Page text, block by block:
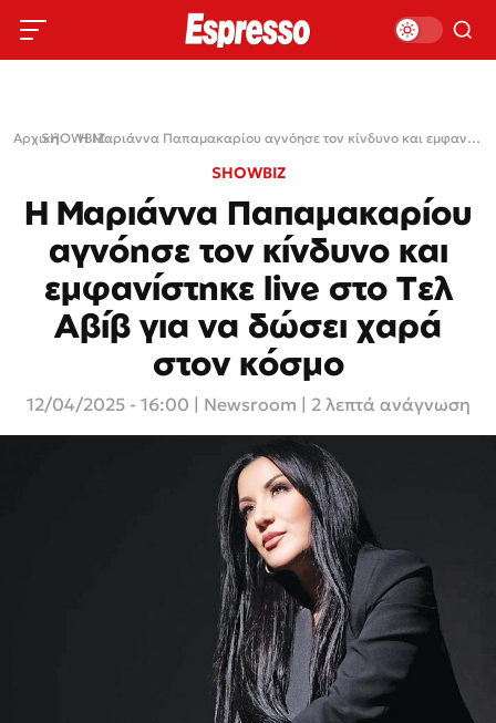
Αρχική›
SHOWBIZ› Η Μαριάννα Παπαμακαρίου αγνόησε τον κίνδυνο και εμφανίστηκε live στο Τελ Αβίβ για να δώσει χαρά στον κόσμο
SHOWBIZ
Η Μαριάννα Παπαμακαρίου
αγνόησε τον κίνδυνο και
εμφανίστηκε live στο Τελ
Αβίβ για να δώσει χαρά
στον κόσμο
12/04/2025 - 16:00 Newsroom | 2 λεπτά ανάγνωση